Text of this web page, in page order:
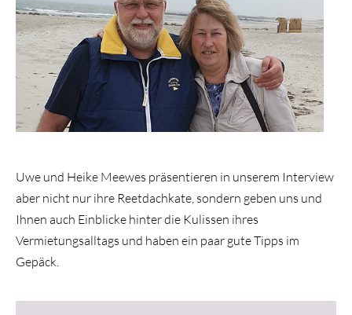
Uwe und Heike Meewes präsentieren in unserem Interview
aber nicht nur ihre Reetdachkate, sondern geben uns und
Ihnen auch Einblicke hinter die Kulissen ihres
Vermietungsalltags und haben ein paar gute Tipps im
Gepäck.